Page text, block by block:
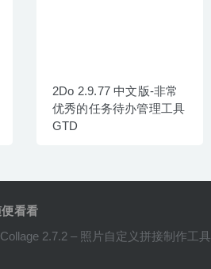
2Do 2.9.77 中文版-非常
优秀的任务待办管理工具
GTD
便看看
2.7.2 – 照片自定义拼接制作工具